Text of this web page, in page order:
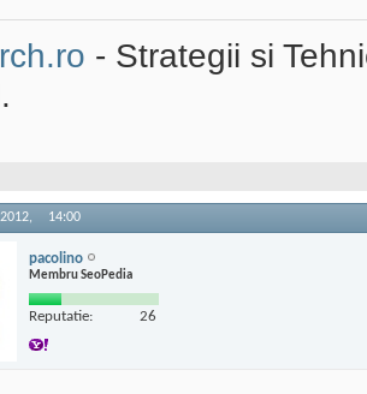
- Strategii si
14:00
pacolino
Membru SeoPedia
Reputatie: 26